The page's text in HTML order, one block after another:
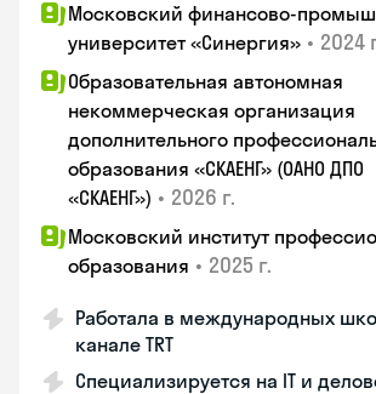
Московский финансово-
университет «Синергия» • 2024
Образовательная автономная
некоммерческая организация
дополнительного
образования «СКАЕНГ» (ОАНО ДПО
«СКАЕНГ») • 2026 г.
Московский институт
образования • 2025 г.
Работала в международных
канале TRT
Специализируется на IT и